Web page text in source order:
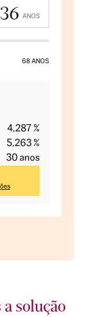
ANOS
68 ANOS
4,287 %
5,263 %
30 anos
a solução